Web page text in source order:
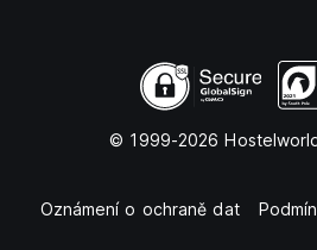
© 1999-2026
Oznámení o ochraně dat